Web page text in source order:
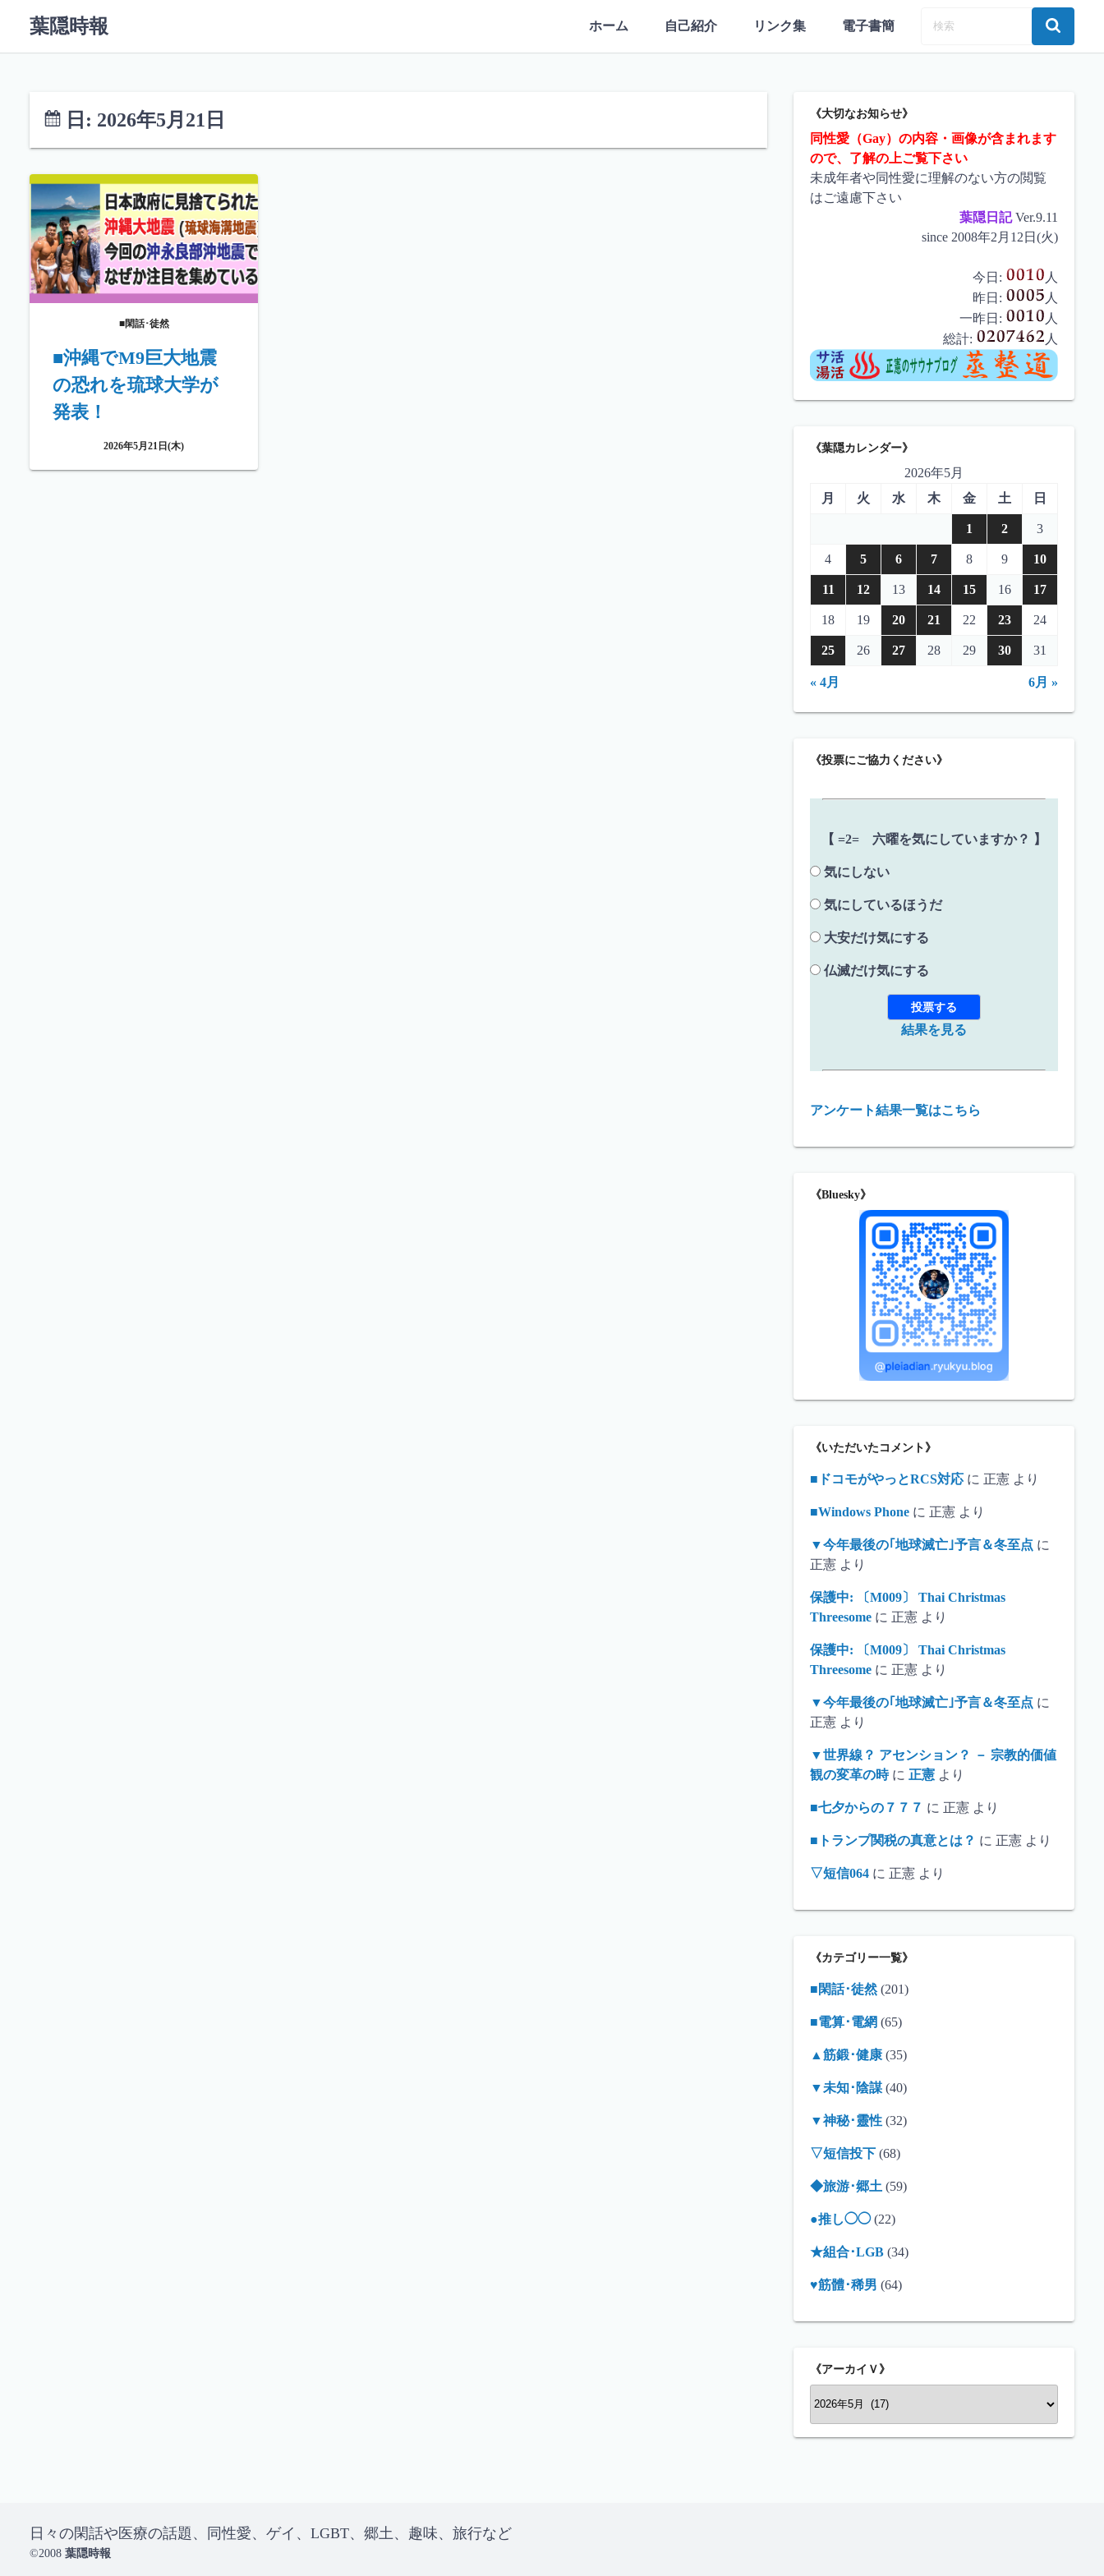
葉隠時報 ホーム 自己紹介 リンク集 電子書簡
日: 2026年5月21日
■閑話･徒然
■沖縄でM9巨大地震
の恐れを琉球大学が
発表！
2026年5月21日(木)
《大切なお知らせ》
同性愛（Gay）の内容・画像が含まれます
ので、了解の上ご覧下さい
未成年者や同性愛に理解のない方の閲覧
はご遠慮下さい
葉隠日記Ver.9.11
since 2008年2月12日(火)
今日:
人
昨日:
人
一昨日:
人
総計:
人
《葉隠カレンダー》
2026年5月
月
火 水 木 金 土 日
1 2 3
4 5 6 7 8 9 10
11 12 13 14 15 16 17
18 19 20 21 22 23 24
25 26 27 28 29 30 31
« 4月 6月 »
《投票にご協力ください》
【 =2= 六曜を気にしていますか？ 】
気にしない
気にしているほうだ
大安だけ気にする
仏滅だけ気にする
結果を見る
アンケート結果一覧はこちら
《Bluesky》
《いただいたコメント》
■ドコモがやっとRCS対応 に 正憲 より
■Windows Phone に 正憲 より
▼今年最後の｢地球滅亡｣予言＆冬至点 に
正憲 より
保護中: 〔M009〕 Thai Christmas
Threesome に 正憲 より
保護中: 〔M009〕 Thai Christmas
Threesome に 正憲 より
▼今年最後の｢地球滅亡｣予言＆冬至点 に
正憲 より
▼世界線？ アセンション？ － 宗教的価値
観の変革の時に 正憲 より
■七夕からの７７７ に 正憲 より
■トランプ関税の真意とは？ に 正憲 より
▽短信064 に 正憲 より
《カテゴリー一覧》
■閑話･徒然(201)
■電算･電網 (65)
▲筋鍛･健康 (35)
▼未知･陰謀 (40)
▼神秘･靈性 (32)
▽短信投下 (68)
◆旅游･郷土 (59)
●推し◯◯(22)
★組合･LGB (34)
♥筋體･稀男 (64)
《アーカイＶ》
日々の閑話や医療の話題、同性愛、ゲイ、LGBT、郷土、趣味、旅行など
©2008 葉隠時報